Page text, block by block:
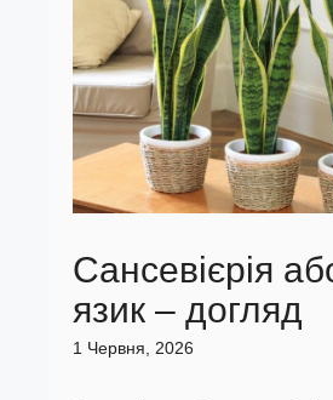
Сансевієрія
язик – догляд
1 Червня, 2026